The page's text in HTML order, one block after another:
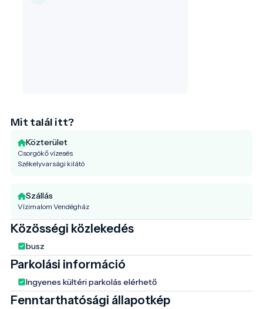
Mit talál itt?
Közterület
Csorgókő vízesés
Székelyvarsági kilátó
Szállás
Vízimalom Vendégház
Közösségi közlekedés
busz
Parkolási információ
Ingyenes kültéri parkolás elérhető
Fenntarthatósági állapotkép